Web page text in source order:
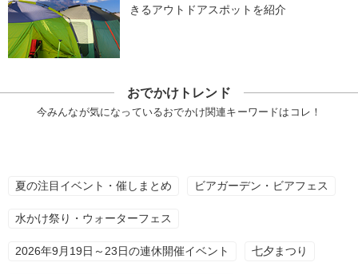
きるアウトドアスポットを紹介
おでかけトレンド
今みんなが気になっているおでかけ関連キーワードはコレ！
夏の注目イベント・催しまとめ ビアガーデン・ビアフェス
水かけ祭り・ウォーターフェス
2026年9月19日～23日の連休開催イベント 七夕まつり